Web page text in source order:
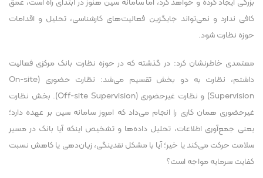
کافی ندارد و نمی‌تواند جایگزین فعالیت‌های کارشناسی، تحلیل و اقدامات
حوزه نظارت شود.
معتمدی خاطرنشان کرد: در گذشته که در حوزه نظارت بانک مرکزی فعالیت
داشتم، نظارت به دو بخش تقسیم می‌شد: نظارت حضوری (On-site
Supervision) و نظارت غیرحضوری (Off-site Supervision). بخش نظارت
غیرحضوری همان کاری را انجام می‌داد که امروز سامانه سین بر عهده دارد؛
یعنی جمع‌آوری اطلاعات، تحلیل داده‌ها و تشخیص اینکه آیا بانک در مسیر
سلامت حرکت می‌کند یا خیر؛ آیا با مشکل نقدینگی، زیان‌دهی یا کاهش نسبت
کفایت سرمایه مواجه است؟